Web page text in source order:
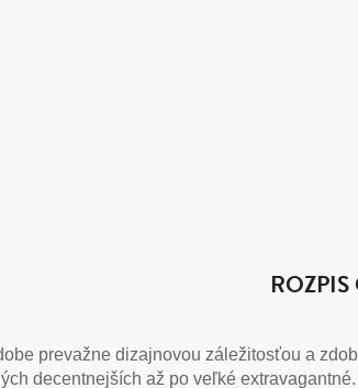
prevažne dizajnovou záležitosťou a
decentnejších až po veľké extravagantné.